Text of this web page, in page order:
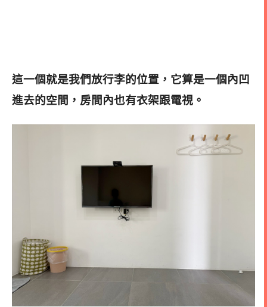
這一個就是我們放行李的位置，它算是一個內凹
進去的空間，房間內也有衣架跟電視。